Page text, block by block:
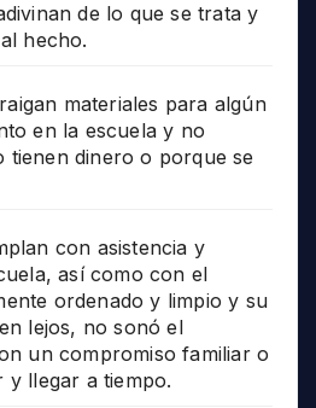
de lo que se trata y
hecho.
materiales para algún
en la escuela y no
tienen dinero o porque se
con asistencia y
así como con el
ordenado y limpio y su
lejos, no sonó el
un compromiso familiar o
y llegar a tiempo.